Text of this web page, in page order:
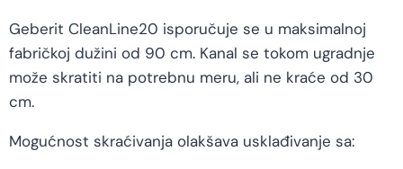
Geberit CleanLine20 isporučuje se u maksimalnoj
fabričkoj dužini od 90 cm. Kanal se tokom ugradnje
može skratiti na potrebnu meru, ali ne kraće od 30
cm.
Mogućnost skraćivanja olakšava usklađivanje sa: